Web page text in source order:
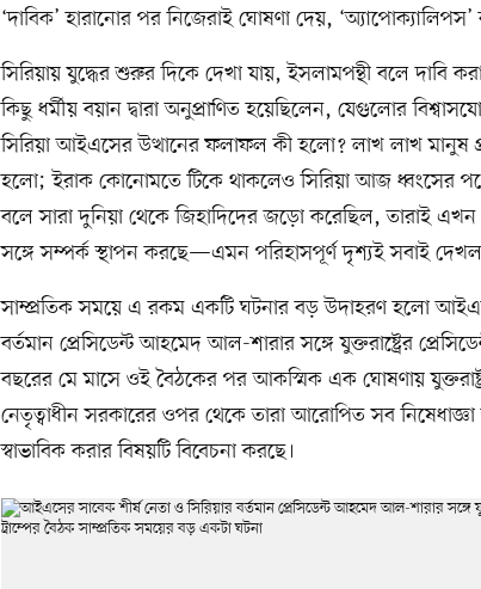
‘দাবিক’ হারানোর পর নিজেরাই ঘোষণা দেয়, ‘অ্যাপোক্যালিপস’
সিরিয়ায় যুদ্ধের শুরুর দিকে দেখা যায়, ইসলামপন্থী বলে দাবি
কিছু ধর্মীয় বয়ান দ্বারা অনুপ্রাণিত হয়েছিলেন, যেগুলোর
সিরিয়া আইএসের উত্থানের ফলাফল কী হলো? লাখ লাখ মানুষ
হলো; ইরাক কোনোমতে টিকে থাকলেও সিরিয়া আজ ধ্বংসের
বলে সারা দুনিয়া থেকে জিহাদিদের জড়ো করেছিল, তারাই এখন
সঙ্গে সম্পর্ক স্থাপন করছে—এমন পরিহাসপূর্ণ দৃশ্যই সবাই
সাম্প্রতিক সময়ে এ রকম একটি ঘটনার বড় উদাহরণ হলো
বর্তমান প্রেসিডেন্ট আহমেদ আল-শারার সঙ্গে যুক্তরাষ্ট্রের
বছরের মে মাসে ওই বৈঠকের পর আকস্মিক এক ঘোষণায়
নেতৃত্বাধীন সরকারের ওপর থেকে তারা আরোপিত সব
স্বাভাবিক করার বিষয়টি বিবেচনা করছে।